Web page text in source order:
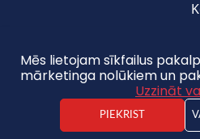
copyright © 2026 Pilat.lv.
Created by:
Mēs lietojam sīkfailus
mārketinga nolūkiem un
Uzzināt
PIEKRIST